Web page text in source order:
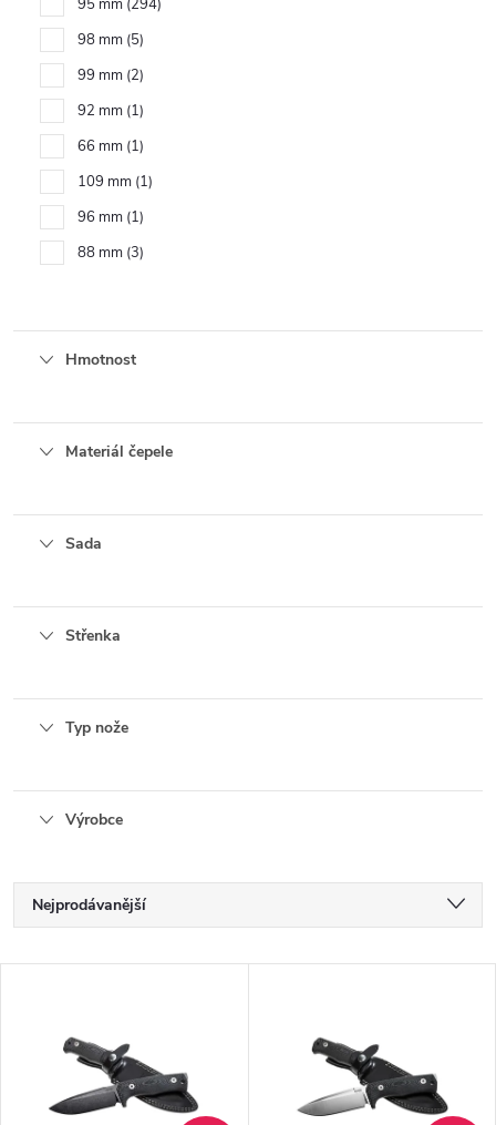
95 mm 294
98 mm 5
99 mm 2
92 mm 1
66 mm 1
109 mm 1
96 mm 1
88 mm 3
Hmotnost
Materiál čepele
Sada
Střenka
Typ nože
Výrobce
Ř
a
Nejprodávanější
Abecedně